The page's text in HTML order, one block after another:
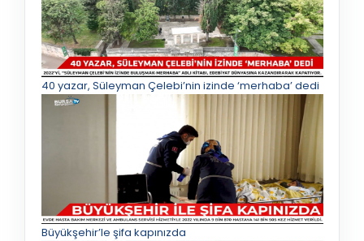
40 yazar, Süleyman Çelebi’nin izinde ‘merhaba’ dedi
Büyükşehir’le şifa kapınızda